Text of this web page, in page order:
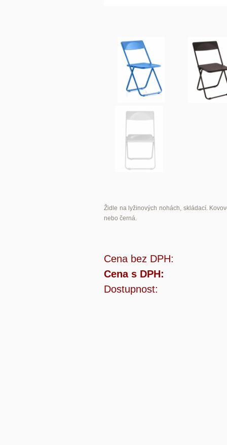
Židle na lyžinových nohách, skládací.
nebo černá.
Cena bez DPH:
Cena s DPH:
Dostupnost: